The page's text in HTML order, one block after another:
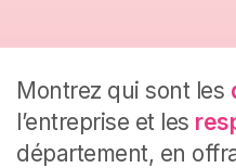
Montrez qui sont les
l’entreprise et les
département, en